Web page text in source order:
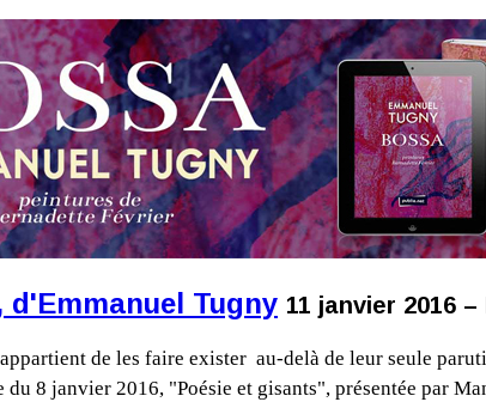
d'Emmanuel Tugny 11 janvier 2016
de les faire exister au-delà de leur seule
8 janvier 2016, "Poésie et gisants", présentée par